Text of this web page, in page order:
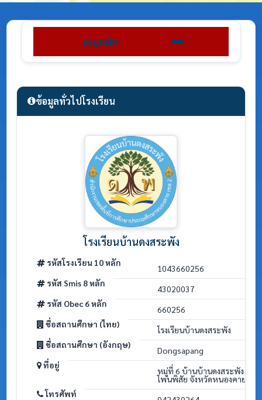
เมนูหลัก
ข้อมูลทั่วไปโรงเรียน
โรงเรียนบ้านดงสระพัง
รหัสโรงเรียน 10 หลัก
1043660256
รหัส Smis 8 หลัก
43020037
รหัส Obec 6 หลัก
660256
ชื่อสถานศึกษา (ไทย)
โรงเรียนบ้านดงสระพัง
ชื่อสถานศึกษา (อังกฤษ)
Dongsapang
ที่อยู่
หมู่ที่ 6 บ้านบ้านดงสระพัง ตำบ
โพนพิสัย จังหวัดหนองคาย
โทรศัพท์